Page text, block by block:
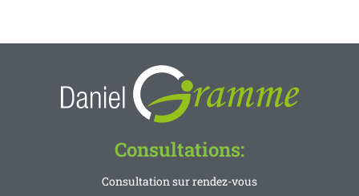
Consultations:
Consultation sur rendez-vous